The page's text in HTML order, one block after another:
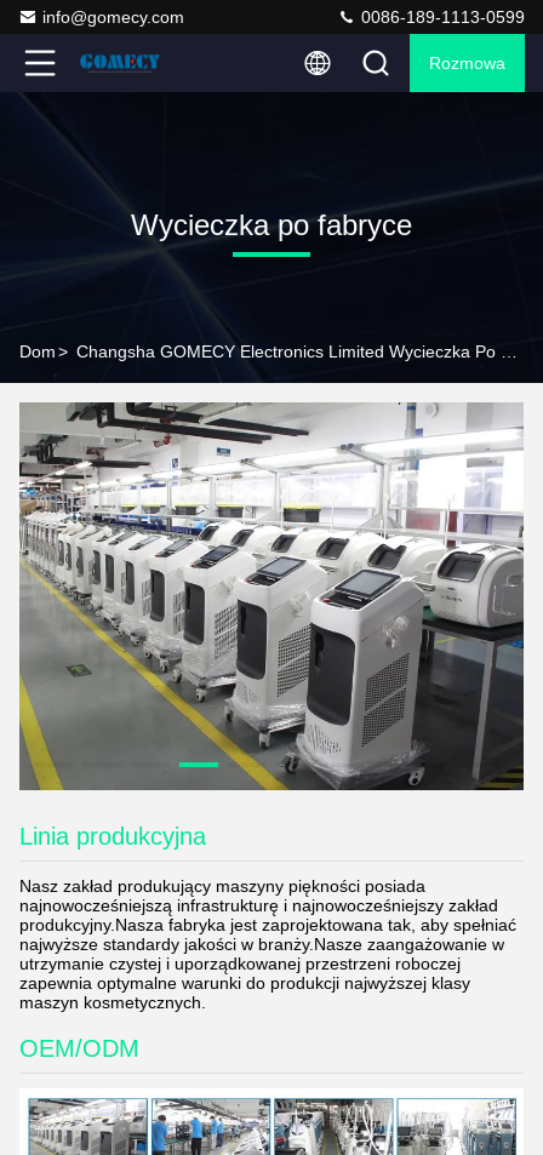
info@gomecy.com 0086-189-1113-0599
Rozmowa
Wycieczka po fabryce
Dom>
Linia produkcyjna
Nasz zakład produkujący maszyny piękności posiada
najnowocześniejszą infrastrukturę i najnowocześniejszy zakład
produkcyjny.Nasza fabryka jest zaprojektowana tak, aby spełniać
najwyższe standardy jakości w branży.Nasze zaangażowanie w
utrzymanie czystej i uporządkowanej przestrzeni roboczej
zapewnia optymalne warunki do produkcji najwyższej klasy
maszyn kosmetycznych.
OEM/ODM